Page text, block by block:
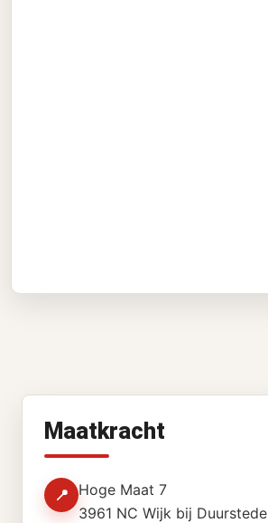
Maatkracht
📍
Hoge Maat 7
3961 NC Wijk bij Duurstede